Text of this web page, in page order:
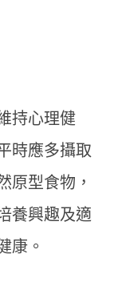
持心理健
時應多攝取
原型食物，
養興趣及適
康。